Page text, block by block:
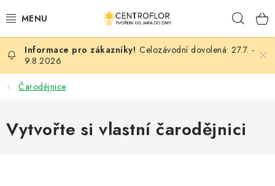
na
SEZÓNNÍ TVOŘENÍ
DŘEVĚNÉ VÝROBKY
Celozávodní dovolená: 27.7. -
9.8.2026
Čarodějnice
Vytvořte si vlastní čarodějnici